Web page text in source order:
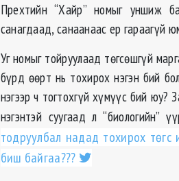
Прехтийн “Хайр” номыг уншиж
санагдаад, санаанаас ер гараагүй
Уг номыг тойруулаад төгсөшгүй
бүрд өөрт нь тохирох нэгэн бий
нэгээр ч тогтохгүй хүмүүс бий юу?
нэгэнтэй суугаад л “биологийн”
тодруулбал надад тохирох
биш байгаа???